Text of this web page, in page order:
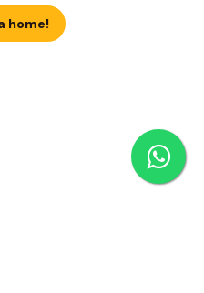
home!